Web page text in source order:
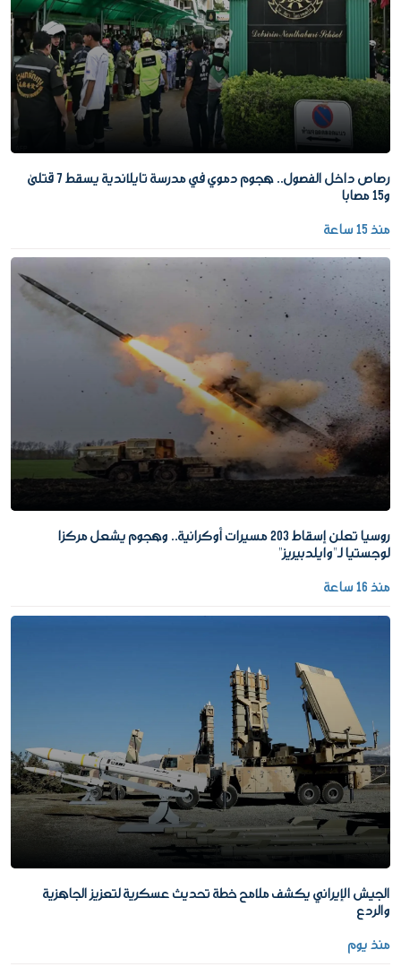
رصاص داخل الفصول.. هجوم دموي في مدرسة تايلاندية يسقط 7 قتلى
و15 مصابا
منذ 15 ساعة
روسيا تعلن إسقاط 203 مسيرات أوكرانية.. وهجوم يشعل مركزا
لوجستيا لـ"وايلدبيريز"
منذ 16 ساعة
الجيش الإيراني يكشف ملامح خطة تحديث عسكرية لتعزيز الجاهزية
والردع
منذ يوم